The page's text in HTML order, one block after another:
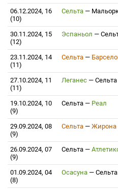
06.12.2024, 16
(10)
Сельта —
30.11.2024, 15
(12)
Эспаньол —
23.11.2024, 14
(11)
Сельта —
27.10.2024, 11
(11)
Леганес — Сельта
19.10.2024, 10
(9)
Сельта — Реал
29.09.2024, 08
(9)
Сельта — Жирона
26.09.2024, 07
(9)
Сельта —
01.09.2024, 04
(8)
Осасуна — Сельта